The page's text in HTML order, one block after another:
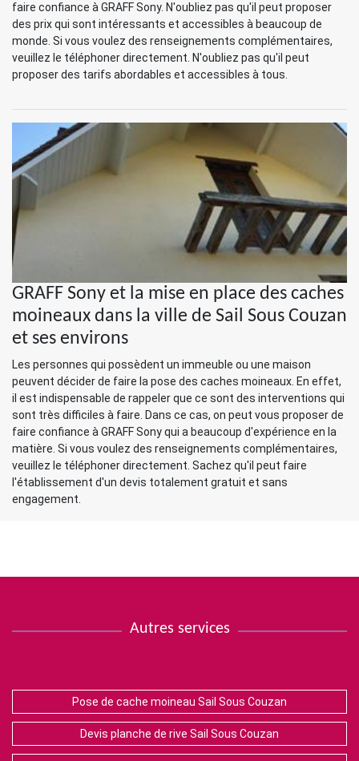
faire confiance à GRAFF Sony. N'oubliez pas qu'il peut proposer
des prix qui sont intéressants et accessibles à beaucoup de
monde. Si vous voulez des renseignements complémentaires,
veuillez le téléphoner directement. N'oubliez pas qu'il peut
proposer des tarifs abordables et accessibles à tous.
GRAFF Sony et la mise en place des caches
moineaux dans la ville de Sail Sous Couzan
et ses environs
Les personnes qui possèdent un immeuble ou une maison
peuvent décider de faire la pose des caches moineaux. En effet,
il est indispensable de rappeler que ce sont des interventions qui
sont très difficiles à faire. Dans ce cas, on peut vous proposer de
faire confiance à GRAFF Sony qui a beaucoup d'expérience en la
matière. Si vous voulez des renseignements complémentaires,
veuillez le téléphoner directement. Sachez qu'il peut faire
l'établissement d'un devis totalement gratuit et sans
engagement.
Autres services
Pose de cache moineau Sail Sous Couzan
Devis planche de rive Sail Sous Couzan